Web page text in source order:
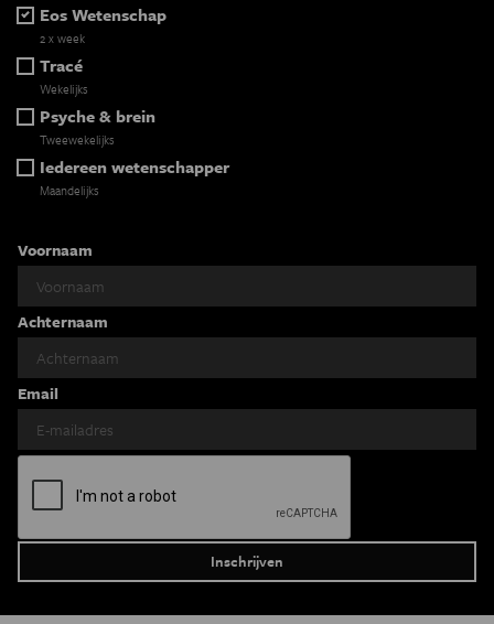
Eos Wetenschap
2 x week
Tracé
Wekelijks
Psyche & brein
Tweewekelijks
Iedereen wetenschapper
Maandelijks
Voornaam
Achternaam
Email